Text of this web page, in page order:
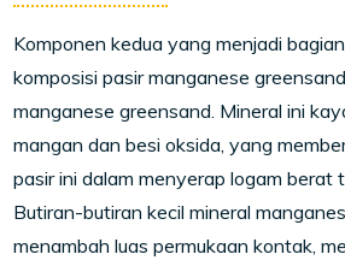
Komponen kedua yang menjadi
komposisi pasir manganese
manganese greensand. Mineral ini
mangan dan besi oksida, yang
pasir ini dalam menyerap logam berat
Butiran-butiran kecil mineral
menambah luas permukaan kontak,